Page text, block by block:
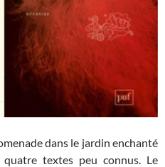
dans le jardin enchanté
textes peu connus. Le